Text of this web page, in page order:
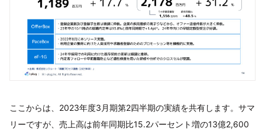
ここからは、2023年度3月期第2四半期の実績を共有します。サマ
リーですが、売上高は前年同期比15.2パーセント増の13億2,600